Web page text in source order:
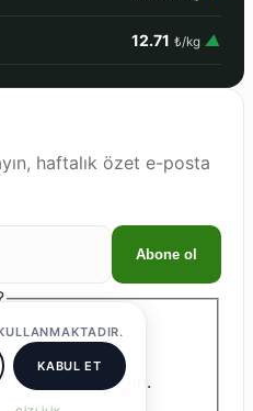
12.71 ₺/kg ▲
haftalık özet e-posta
Abone ol
işaretlemeyin.
KABUL ET